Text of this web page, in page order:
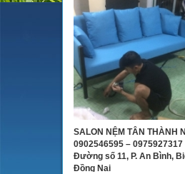
SALON NỆM TÂN THÀNH
0902546595 –
Đường số 11, P. An Bình,
Đồng Nai